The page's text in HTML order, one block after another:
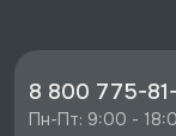
604425 со
⚡️
8 800 775-
Пн-Пт: 9:00 -